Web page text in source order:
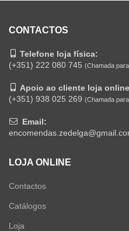
CONTACTOS
Telefone loja física:
(+351) 222 080 745 (Chamada
Apoio ao cliente loja
(+351) 938 025 269 (Chamada
Email:
LOJA ONLINE
Contactos
Catálogos
Loja